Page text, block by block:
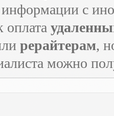
с
оплата
рерайтерам,
можно